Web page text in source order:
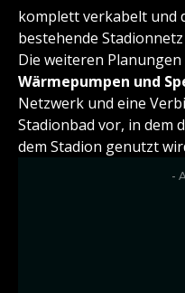
komplett verkabelt und
bestehende
Die weiteren
Wärmepumpen und
Netzwerk und eine
Stadionbad vor, in dem
dem Stadion genutzt
-